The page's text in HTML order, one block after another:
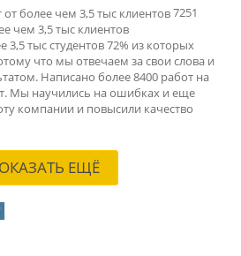
7251
чем 3,5 тыс клиентов
3,5 тыс студентов 72% из которых
что мы отвечаем за свои слова и
Написано более 8400 работ на
Мы научились на ошибках и еще
компании и повысили качество
ЕЩЁ